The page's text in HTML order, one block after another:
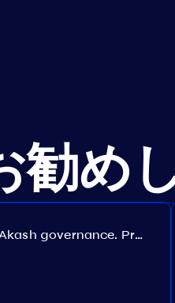
勧め
Akash governance. Proposal №308